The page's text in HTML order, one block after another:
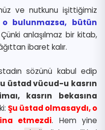
ve nutkunu işittiğimiz
o bulunmazsa, bütün
Çünki anlaşılmaz bir kitab,
ibaret kalır.
sözünü kabul edip
üstad vücud-u kasrın
kasrın bekasına
Şu üstad olmasaydı, o
etmezdi. Hem yine